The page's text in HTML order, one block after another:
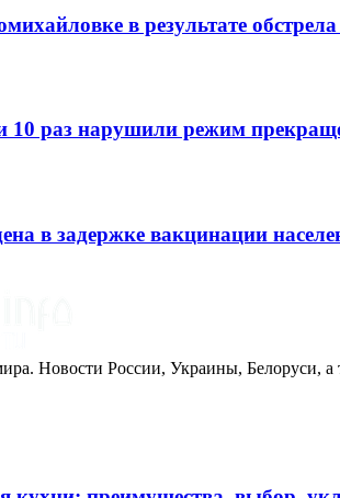
в результате
10 раз нарушили режим
в задержке вакцинации
Новости России, Украины, Белоруси,